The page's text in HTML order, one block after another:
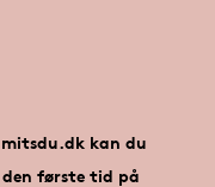
kan du
første tid på